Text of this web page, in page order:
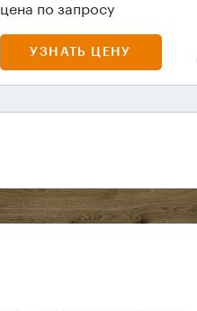
цена по запросу
УЗНАТЬ ЦЕНУ